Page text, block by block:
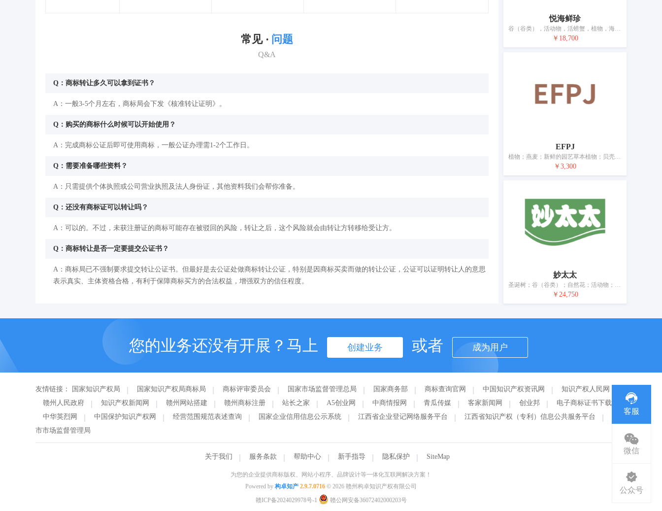
常见 · 问题
Q&A
Q：商标转让多久可以拿到证书？
A：一般3-5个月左右，商标局会下发《核准转让证明》。
Q：购买的商标什么时候可以开始使用？
A：完成商标公证后即可使用商标，一般公证办理需1-2个工作日。
Q：需要准备哪些资料？
A：只需提供个体执照或公司营业执照及法人身份证，其他资料我们会帮你准备。
Q：还没有商标证可以转让吗？
A：可以的。不过，未获注册证的商标可能存在被驳回的风险，转让之后，这个风险就会由转让方转移给受让方。
Q：商标转让是否一定要提交公证书？
A：商标局已不强制要求提交转让公证书。但最好是去公证处做商标转让公证，特别是因商标买卖而做的转让公证，公证可以证明转让人的意思
表示真实、主体资格合格，有利于保障商标买方的合法权益，增强双方的信任程度。
悦海鲜珍
谷（谷类），活动物，活螃蟹，植物，海参（活的），鲜花，动物食品，新鲜水果，新鲜蔬菜，鲜食用菌
￥18,700
EFPJ
植物；燕麦；新鲜的园艺草本植物；贝壳类动物（活的）；未加工的坚果；新鲜蔬菜；植物种子；动物饲料；酿酒麦芽；动物栖息用干草
￥3,300
妙太太
圣诞树；谷（谷类）；自然花；活动物；新鲜水果；新鲜蔬菜；植物种子；动物食品；酿酒麦芽；宠物用香砂
￥24,750
您的业务还没有开展？马上 创建业务 或者 成为用户
友情链接： 国家知识产权局 国家知识产权局商标局 商标评审委员会 国家市场监督管理总局 国家商务部 商标查询官网 中国知识产权资讯网
知识产权人民网
赣州人民政府
知识产权新闻网 赣州网站搭建 赣州商标注册 站长之家 A5创业网 中商情报网 青瓜传媒 客家新闻网 创业邦
电子商标证书下载
中华英烈网
中国保护知识产权网 经营范围规范表述查询 国家企业信用信息公示系统 江西省企业登记网络服务平台 江西省知识产权（专利）信息公共服务平台
赣州
市市场监督管理局
关于我们 服务条款 帮助中心 新手指导 隐私保护 SiteMap
为您的企业提供商标版权、网站小程序、品牌设计等一体化互联网解决方案！
Powered by 构卓知产 2.9.7.0716 © 2026 赣州构卓知识产权有限公司
赣ICP备2024029978号-1
赣公网安备36072402000203号
客服
微信
公众号